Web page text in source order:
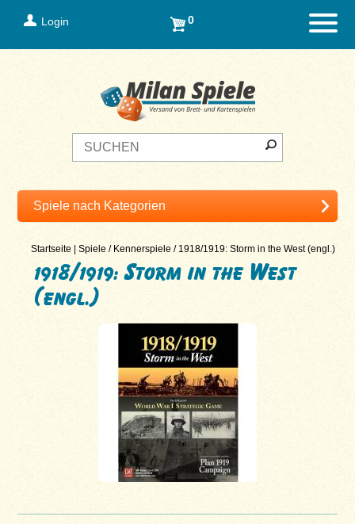
Login 0
Startseite |Spiele / Kennerspiele /1918/1919: Storm in the West (engl.)
1918/1919: Storm in the West
(engl.)